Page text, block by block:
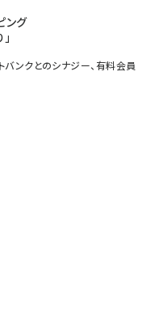
ング
ンクとのシナジー、有料会員